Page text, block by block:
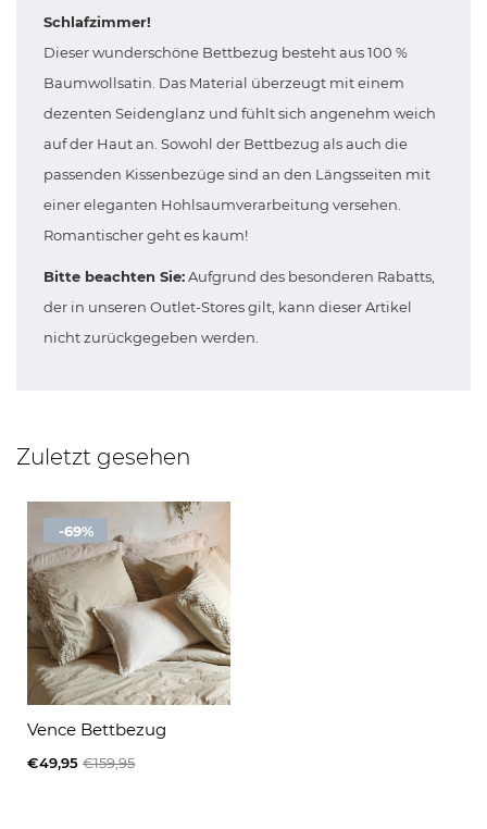
Schlafzimmer!
Dieser wunderschöne Bettbezug besteht aus 100 %
Baumwollsatin. Das Material überzeugt mit einem
dezenten Seidenglanz und fühlt sich angenehm weich
auf der Haut an. Sowohl der Bettbezug als auch die
passenden Kissenbezüge sind an den Längsseiten mit
einer eleganten Hohlsaumverarbeitung versehen.
Romantischer geht es kaum!
Bitte beachten Sie:Aufgrund des besonderen Rabatts,
der in unseren Outlet-Stores gilt, kann dieser Artikel
nicht zurückgegeben werden.
Zuletzt gesehen
-69%
Vence Bettbezug
€49,95 €159,95